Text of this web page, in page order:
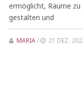
ermöglicht, Räume zu
gestalten und
MARIA/ 21 DEZ.